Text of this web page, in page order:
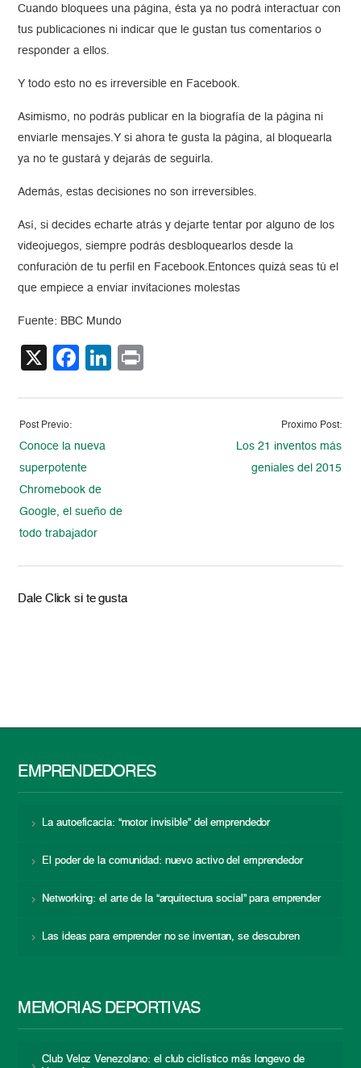
Cuando bloquees una página, ésta ya no podrá interactuar con
tus publicaciones ni indicar que le gustan tus comentarios o
responder a ellos.
Y todo esto no es irreversible en Facebook.
Asimismo, no podrás publicar en la biografía de la página ni
enviarle mensajes.Y si ahora te gusta la página, al bloquearla
ya no te gustará y dejarás de seguirla.
Además, estas decisiones no son irreversibles.
Así, si decides echarte atrás y dejarte tentar por alguno de los
videojuegos, siempre podrás desbloquearlos desde la
confuración de tu perfil en Facebook.Entonces quizá seas tú el
que empiece a enviar invitaciones molestas
Fuente: BBC Mundo
X Facebook
LinkedIn
Post Previo:
Conoce la nueva
superpotente
Chromebook de
Google, el sueño de
todo trabajador
Proximo Post:
Los 21 inventos más
geniales del 2015
Dale Click si te gusta
EMPRENDEDORES
La autoeficacia: “motor invisible” del emprendedor
El poder de la comunidad: nuevo activo del emprendedor
Networking: el arte de la “arquitectura social” para emprender
Las ideas para emprender no se inventan, se descubren
MEMORIAS DEPORTIVAS
Club Veloz Venezolano: el club ciclístico más longevo de